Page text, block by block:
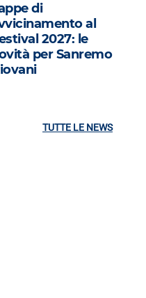
di
al
2027: le
per Sanremo
TUTTE LE NEWS